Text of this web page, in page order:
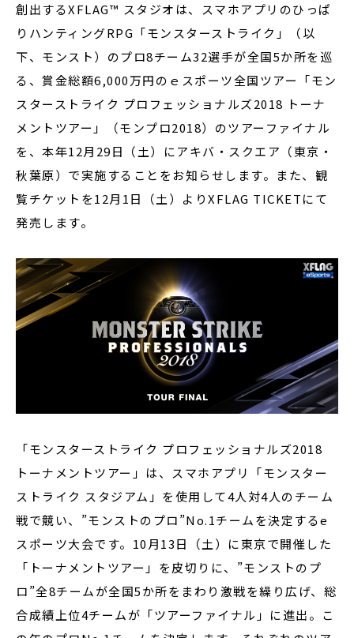
創出するXFLAG™ スタジオは、スマホアプリのひっぱ
りハンティングRPG「モンスターストライク」（以
下、モンスト）のプロ8チーム32選手が全国5か所を巡
る、賞金総額6,000万円のｅスポーツ全国ツアー「モン
スターストライク プロフェッショナルズ2018 トーナ
メントツアー」（モンプロ2018）のツアーファイナル
を、本年12月29日（土）にアキバ・スクエア（東京・
秋葉原）で実施することをお知らせします。また、観
覧チケットを12月1日（土）よりXFLAG TICKETにて
発売します。
「モンスターストライク プロフェッショナルズ2018
トーナメントツアー」は、スマホアプリ「モンスター
ストライク スタジアム」を使用して4人対4人のチーム
戦で競い、”モンストのプロ”No.1チームを決定するe
スポーツ大会です。10月13日（土）に東京で開催した
「トーナメントツアー」を皮切りに、”モンストのプ
ロ”全8チームが全国5か所をまわり激戦を繰り広げ、総
合成績上位4チームが「ツアーファイナル」に進出。こ